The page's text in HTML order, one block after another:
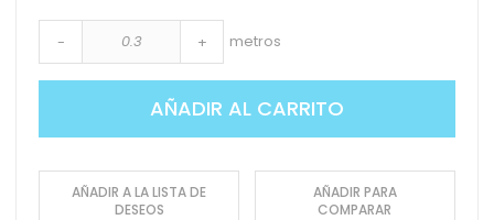
- + metros
AÑADIR AL CARRITO
AÑADIR A LA LISTA DE
DESEOS
AÑADIR PARA
COMPARAR